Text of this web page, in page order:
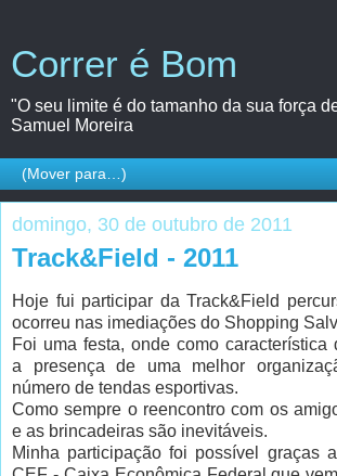
Correr é Bom
"O seu limite é do tamanho da sua força
Samuel Moreira
domingo, 30 de outubro de 2011
Track&Field - 2011
Hoje fui participar da Track&Field
ocorreu nas imediações do Shopping
Foi uma festa, onde como característica
a presença de uma melhor
número de tendas esportivas.
Como sempre o reencontro com os
e as brincadeiras são inevitáveis.
Minha participação foi possível graças